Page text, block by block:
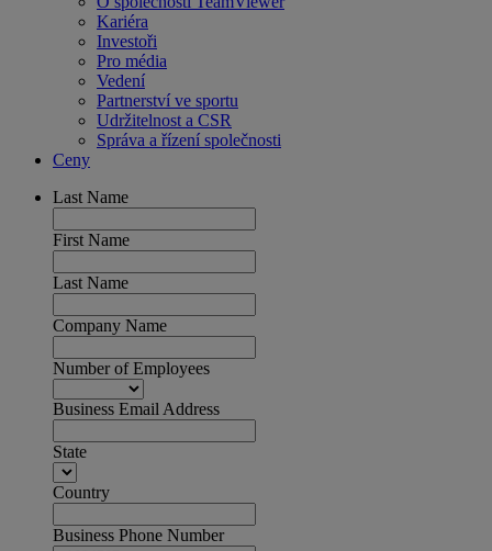
Kariéra
Investoři
Pro média
Vedení
Partnerství ve sportu
Udržitelnost a CSR
Správa a řízení společnosti
Ceny
Last Name
First Name
Last Name
Company Name
Number of Employees
Business Email Address
State
Country
Business Phone Number